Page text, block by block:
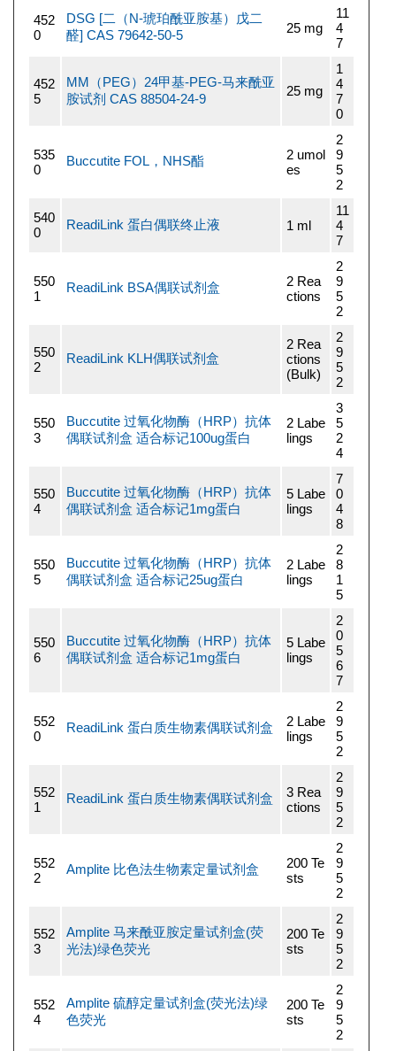
452
0
DSG [二（N-琥珀酰亚胺基）戊二
醛] CAS 79642-50-5
25 mg
11
4
7
452
5
MM（PEG）24甲基-PEG-马来酰亚
胺试剂 CAS 88504-24-9
25 mg
1
4
7
0
535
0
Buccutite FOL，NHS酯
2 umol
es
2
9
5
2
540
0
ReadiLink 蛋白偶联终止液 1 ml
11
4
7
550
1
ReadiLink BSA偶联试剂盒
2 Rea
ctions
2
9
5
2
550
2
ReadiLink KLH偶联试剂盒
2 Rea
ctions
(Bulk)
2
9
5
2
550
3
Buccutite 过氧化物酶（HRP）抗体
偶联试剂盒 适合标记100ug蛋白
2 Labe
lings
3
5
2
4
550
4
Buccutite 过氧化物酶（HRP）抗体
偶联试剂盒 适合标记1mg蛋白
5 Labe
lings
7
0
4
8
550
5
Buccutite 过氧化物酶（HRP）抗体
偶联试剂盒 适合标记25ug蛋白
2 Labe
lings
2
8
1
5
550
6
Buccutite 过氧化物酶（HRP）抗体
偶联试剂盒 适合标记1mg蛋白
5 Labe
lings
2
0
5
6
7
552
0
ReadiLink 蛋白质生物素偶联试剂盒
2 Labe
lings
2
9
5
2
552
1
ReadiLink 蛋白质生物素偶联试剂盒
3 Rea
ctions
2
9
5
2
552
2
Amplite 比色法生物素定量试剂盒
200 Te
sts
2
9
5
2
552
3
Amplite 马来酰亚胺定量试剂盒(荧
光法)绿色荧光
200 Te
sts
2
9
5
2
552
4
Amplite 硫醇定量试剂盒(荧光法)绿
色荧光
200 Te
sts
2
9
5
2